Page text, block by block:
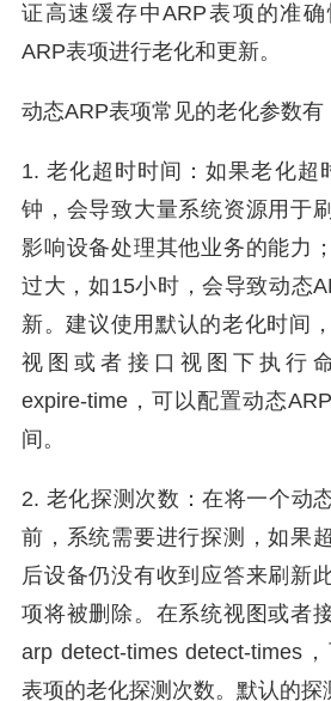
证高速缓存中ARP表项的准
ARP表项进行老化和更新。
动态ARP表项常见的老化参数有
1. 老化超时时间：如果老化超
钟，会导致大量系统资源用于
影响设备处理其他业务的能力
过大，如15小时，会导致动态
新。建议使用默认的老化时间
视图或者接口视图下执行命
expire-time，可以配置动态
间。
2. 老化探测次数：在将一个动
前，系统需要进行探测，如果
后设备仍没有收到应答来刷新
项将被删除。在系统视图或者
arp detect-times detect-times
表项的老化探测次数。默认的探